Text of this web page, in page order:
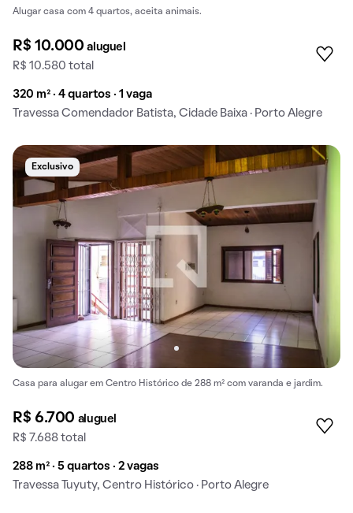
Alugar casa com 4 quartos, aceita animais.
R$ 10.000aluguel
R$ 10.580 total
320 m² · 4 quartos · 1 vaga
Travessa Comendador Batista, Cidade Baixa · Porto Alegre
Exclusivo
Casa para alugar em Centro Histórico de 288 m² com varanda e jardim.
R$ 6.700 aluguel
R$ 7.688 total
288 m² · 5 quartos · 2 vagas
Travessa Tuyuty, Centro Histórico · Porto Alegre